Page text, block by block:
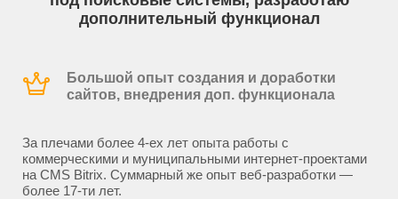
дополнительный функционал
Большой опыт создания и доработки
сайтов, внедрения доп. функционала
За плечами более 4-ех лет опыта работы с
коммерческими и муниципальными интернет-проектами
на CMS Bitrix. Суммарный же опыт веб-разработки —
более 17-ти лет.